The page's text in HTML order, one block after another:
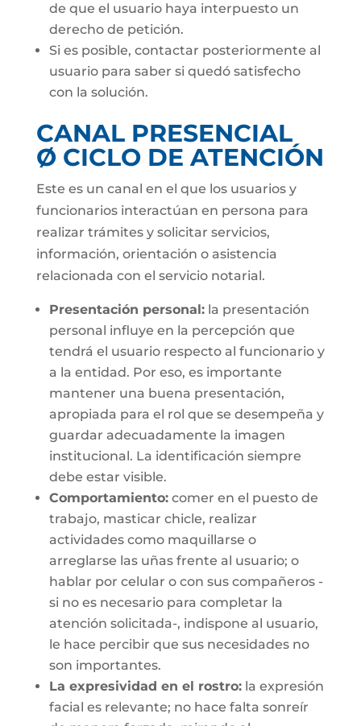
de que el usuario haya interpuesto un
derecho de petición.
Si es posible, contactar posteriormente al
usuario para saber si quedó satisfecho
con la solución.
CANAL PRESENCIAL
Ø CICLO DE ATENCIÓN
Este es un canal en el que los usuarios y
funcionarios interactúan en persona para
realizar trámites y solicitar servicios,
información, orientación o asistencia
relacionada con el servicio notarial.
Presentación personal:la presentación
personal influye en la percepción que
tendrá el usuario respecto al funcionario y
a la entidad. Por eso, es importante
mantener una buena presentación,
apropiada para el rol que se desempeña y
guardar adecuadamente la imagen
institucional. La identificación siempre
debe estar visible.
Comportamiento:comer en el puesto de
trabajo, masticar chicle, realizar
actividades como maquillarse o
arreglarse las uñas frente al usuario; o
hablar por celular o con sus compañeros -
si no es necesario para completar la
atención solicitada-, indispone al usuario,
le hace percibir que sus necesidades no
son importantes.
La expresividad en el rostro:la expresión
facial es relevante; no hace falta sonreír